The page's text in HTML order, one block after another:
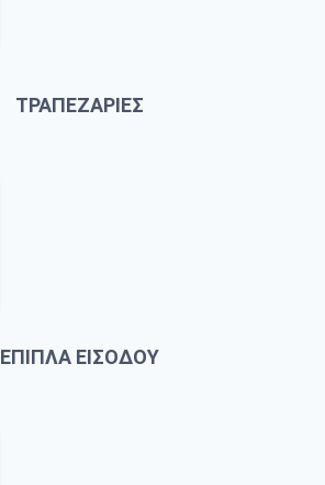
ΤΡΑΠΕΖΑΡΙΕΣ
ΕΠΙΠΛΑ ΕΙΣΟΔΟΥ